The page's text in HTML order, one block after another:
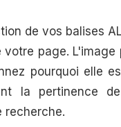
de vos balises
page.
pourquoi elle
la pertinence
recherche.